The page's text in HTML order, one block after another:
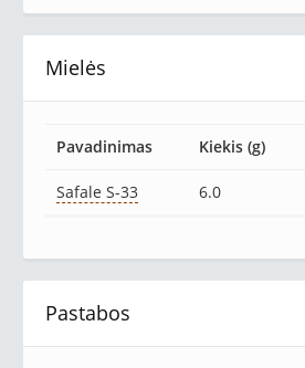
Mielės
Pavadinimas Kiekis (g)
Safale S-33 6.0
Pastabos